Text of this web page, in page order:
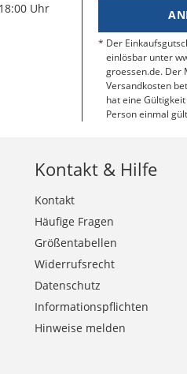
Uhr
Der
einlösbar unter
groessen.de. Der
Versandkosten
hat eine
Person einmal
Kontakt & Hilfe
Kontakt
Häufige Fragen
Größentabellen
Widerrufsrecht
Datenschutz
Informationspflichten
Hinweise melden